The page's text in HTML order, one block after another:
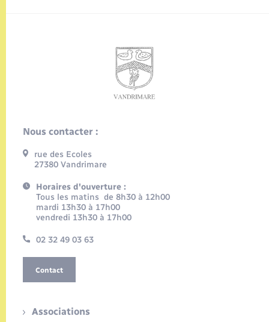
Nous contacter :
rue des Ecoles
27380 Vandrimare
Horaires d'ouverture :
Tous les matins de 8h30 à 12h00
mardi 13h30 à 17h00
vendredi 13h30 à 17h00
02 32 49 03 63
Contact
Associations